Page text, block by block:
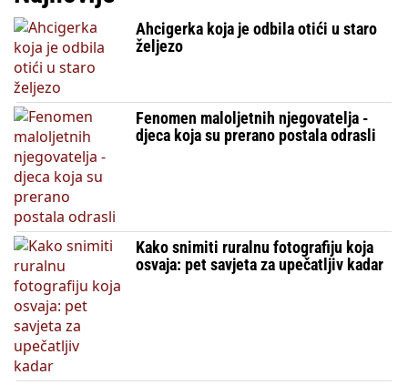
Ahcigerka koja je odbila otići u staro
željezo
Fenomen maloljetnih njegovatelja -
djeca koja su prerano postala odrasli
Kako snimiti ruralnu fotografiju koja
osvaja: pet savjeta za upečatljiv kadar